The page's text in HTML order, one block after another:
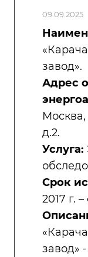
09.09.2025
завод».
Адрес
Москва,
д.2.
Услуга:
Срок
2017 г.
завод»